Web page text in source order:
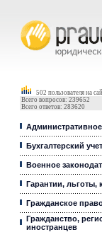
502 пользователя на
Всего вопросов: 239652
Всего ответов: 283620
Бухгалтерский учет
Военное
Гарантии, льготы,
Гражданское
Гражданство,
иностранцев